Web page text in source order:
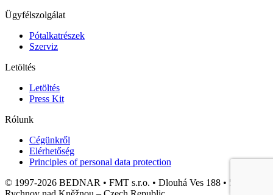
Ügyfélszolgálat
Pótalkatrészek
Szerviz
Letöltés
Letöltés
Press Kit
Rólunk
Cégünkről
Elérhetőség
Principles of personal data protection
© 1997-2026 BEDNAR • FMT s.r.o. • Dlouhá Ves 188 • 516 01